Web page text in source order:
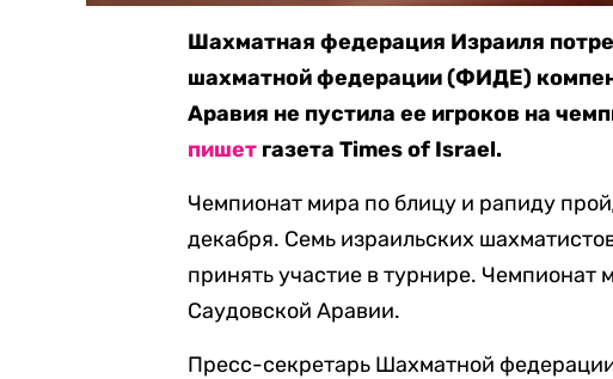
Шахматная федерация Израиля
шахматной федерации (ФИДЕ)
Аравия не пустила ее игроков на
пишет газета Times of Israel.
Чемпионат мира по блицу и рапиду
декабря. Семь израильских
принять участие в турнире.
Саудовской Аравии.
Пресс-секретарь Шахматной